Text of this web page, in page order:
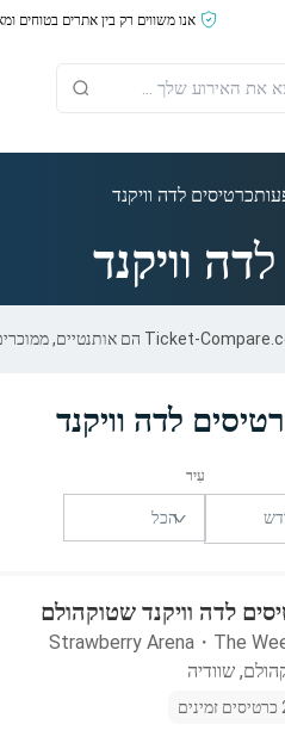
אנו משווים רק בין אתרים בטוחים
כרטיסים לדה וויקנד
דה וויקנד
לדה וויקנד
לדה וויקנד שטוקהולם
The
・
Strawberry Arena
שוודיה